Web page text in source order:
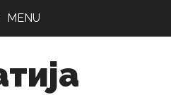
MENU